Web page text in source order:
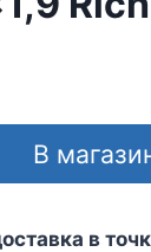
В
в